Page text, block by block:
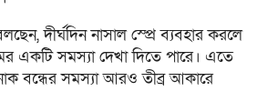
দীর্ঘদিন নাসাল স্প্রে ব্যবহার করলে
একটি সমস্যা দেখা দিতে পারে। এতে
বন্ধের সমস্যা আরও তীব্র আকারে